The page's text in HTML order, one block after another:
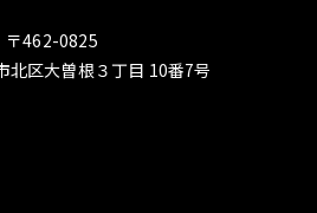
〒462-0825
北区大曽根３丁目 10番7号